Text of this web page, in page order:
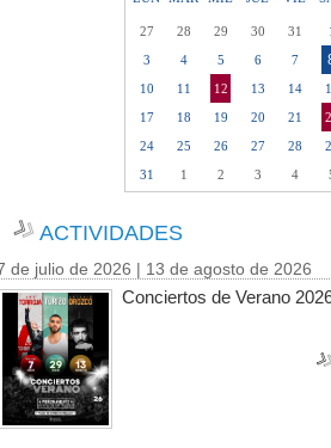
27 28 29 30 31
3
4 5 6 7
10
11 12 13 14
17
18 19 20 21
24
25 26 27 28
31
1 2 3 4
ACTIVIDADES
de julio de 2026 | 13 de agosto de 2026
Conciertos de Verano